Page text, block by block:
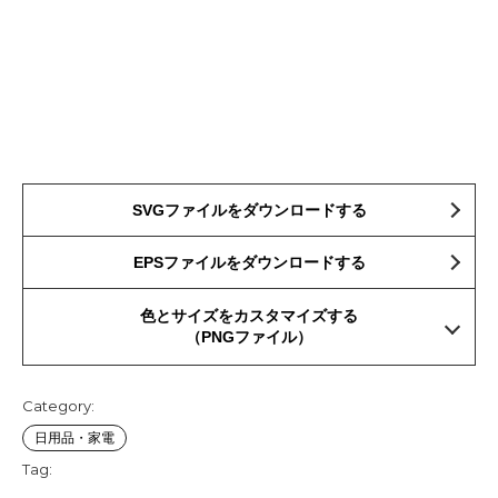
SVGファイルをダウンロードする
EPSファイルをダウンロードする
色とサイズをカスタマイズする
（PNGファイル）
Category:
日用品・家電
Tag: